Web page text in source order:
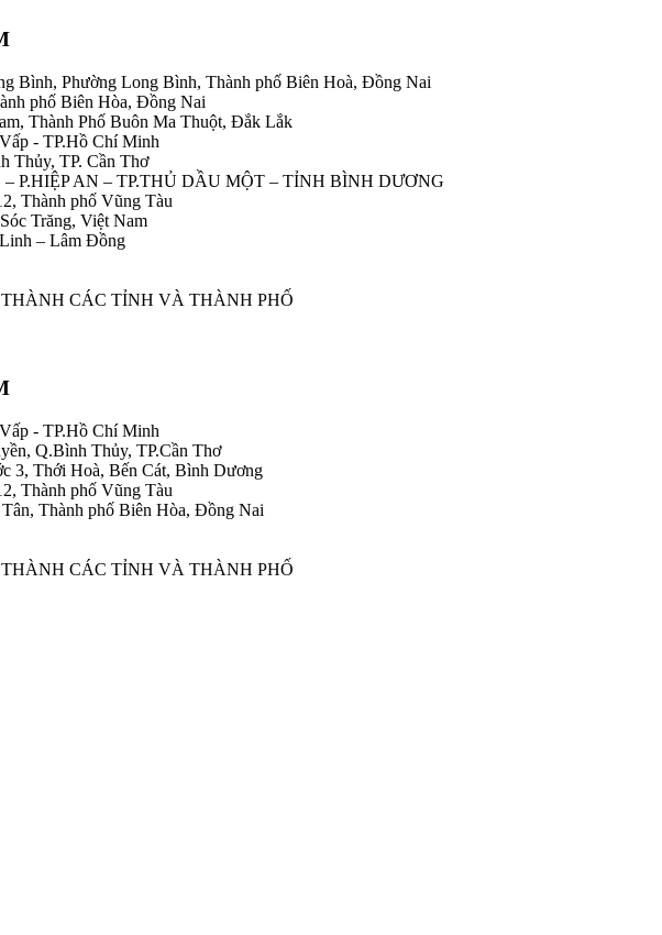
Bình, Phường Long Bình, Thành phố Biên Hoà, Đồng Nai
phố Biên Hòa, Đồng Nai
Thành Phố Buôn Ma Thuột, Đắk Lắk
- TP.Hồ Chí Minh
Thủy, TP. Cần Thơ
P.HIỆP AN – TP.THỦ DẦU MỘT – TỈNH BÌNH DƯƠNG
Thành phố Vũng Tàu
Trăng, Việt Nam
– Lâm Đồng
CÁC TỈNH VÀ THÀNH PHỐ
- TP.Hồ Chí Minh
Q.Bình Thủy, TP.Cần Thơ
3, Thới Hoà, Bến Cát, Bình Dương
Thành phố Vũng Tàu
Thành phố Biên Hòa, Đồng Nai
CÁC TỈNH VÀ THÀNH PHỐ